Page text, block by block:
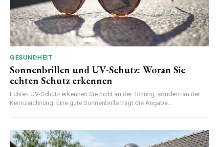
GESUNDHEIT
Sonnenbrillen und UV-Schutz: Woran Sie
echten Schutz erkennen
Echten UV-Schutz erkennen Sie nicht an der Tönung, sondern an der
Kennzeichnung: Eine gute Sonnenbrille trägt die Angabe...